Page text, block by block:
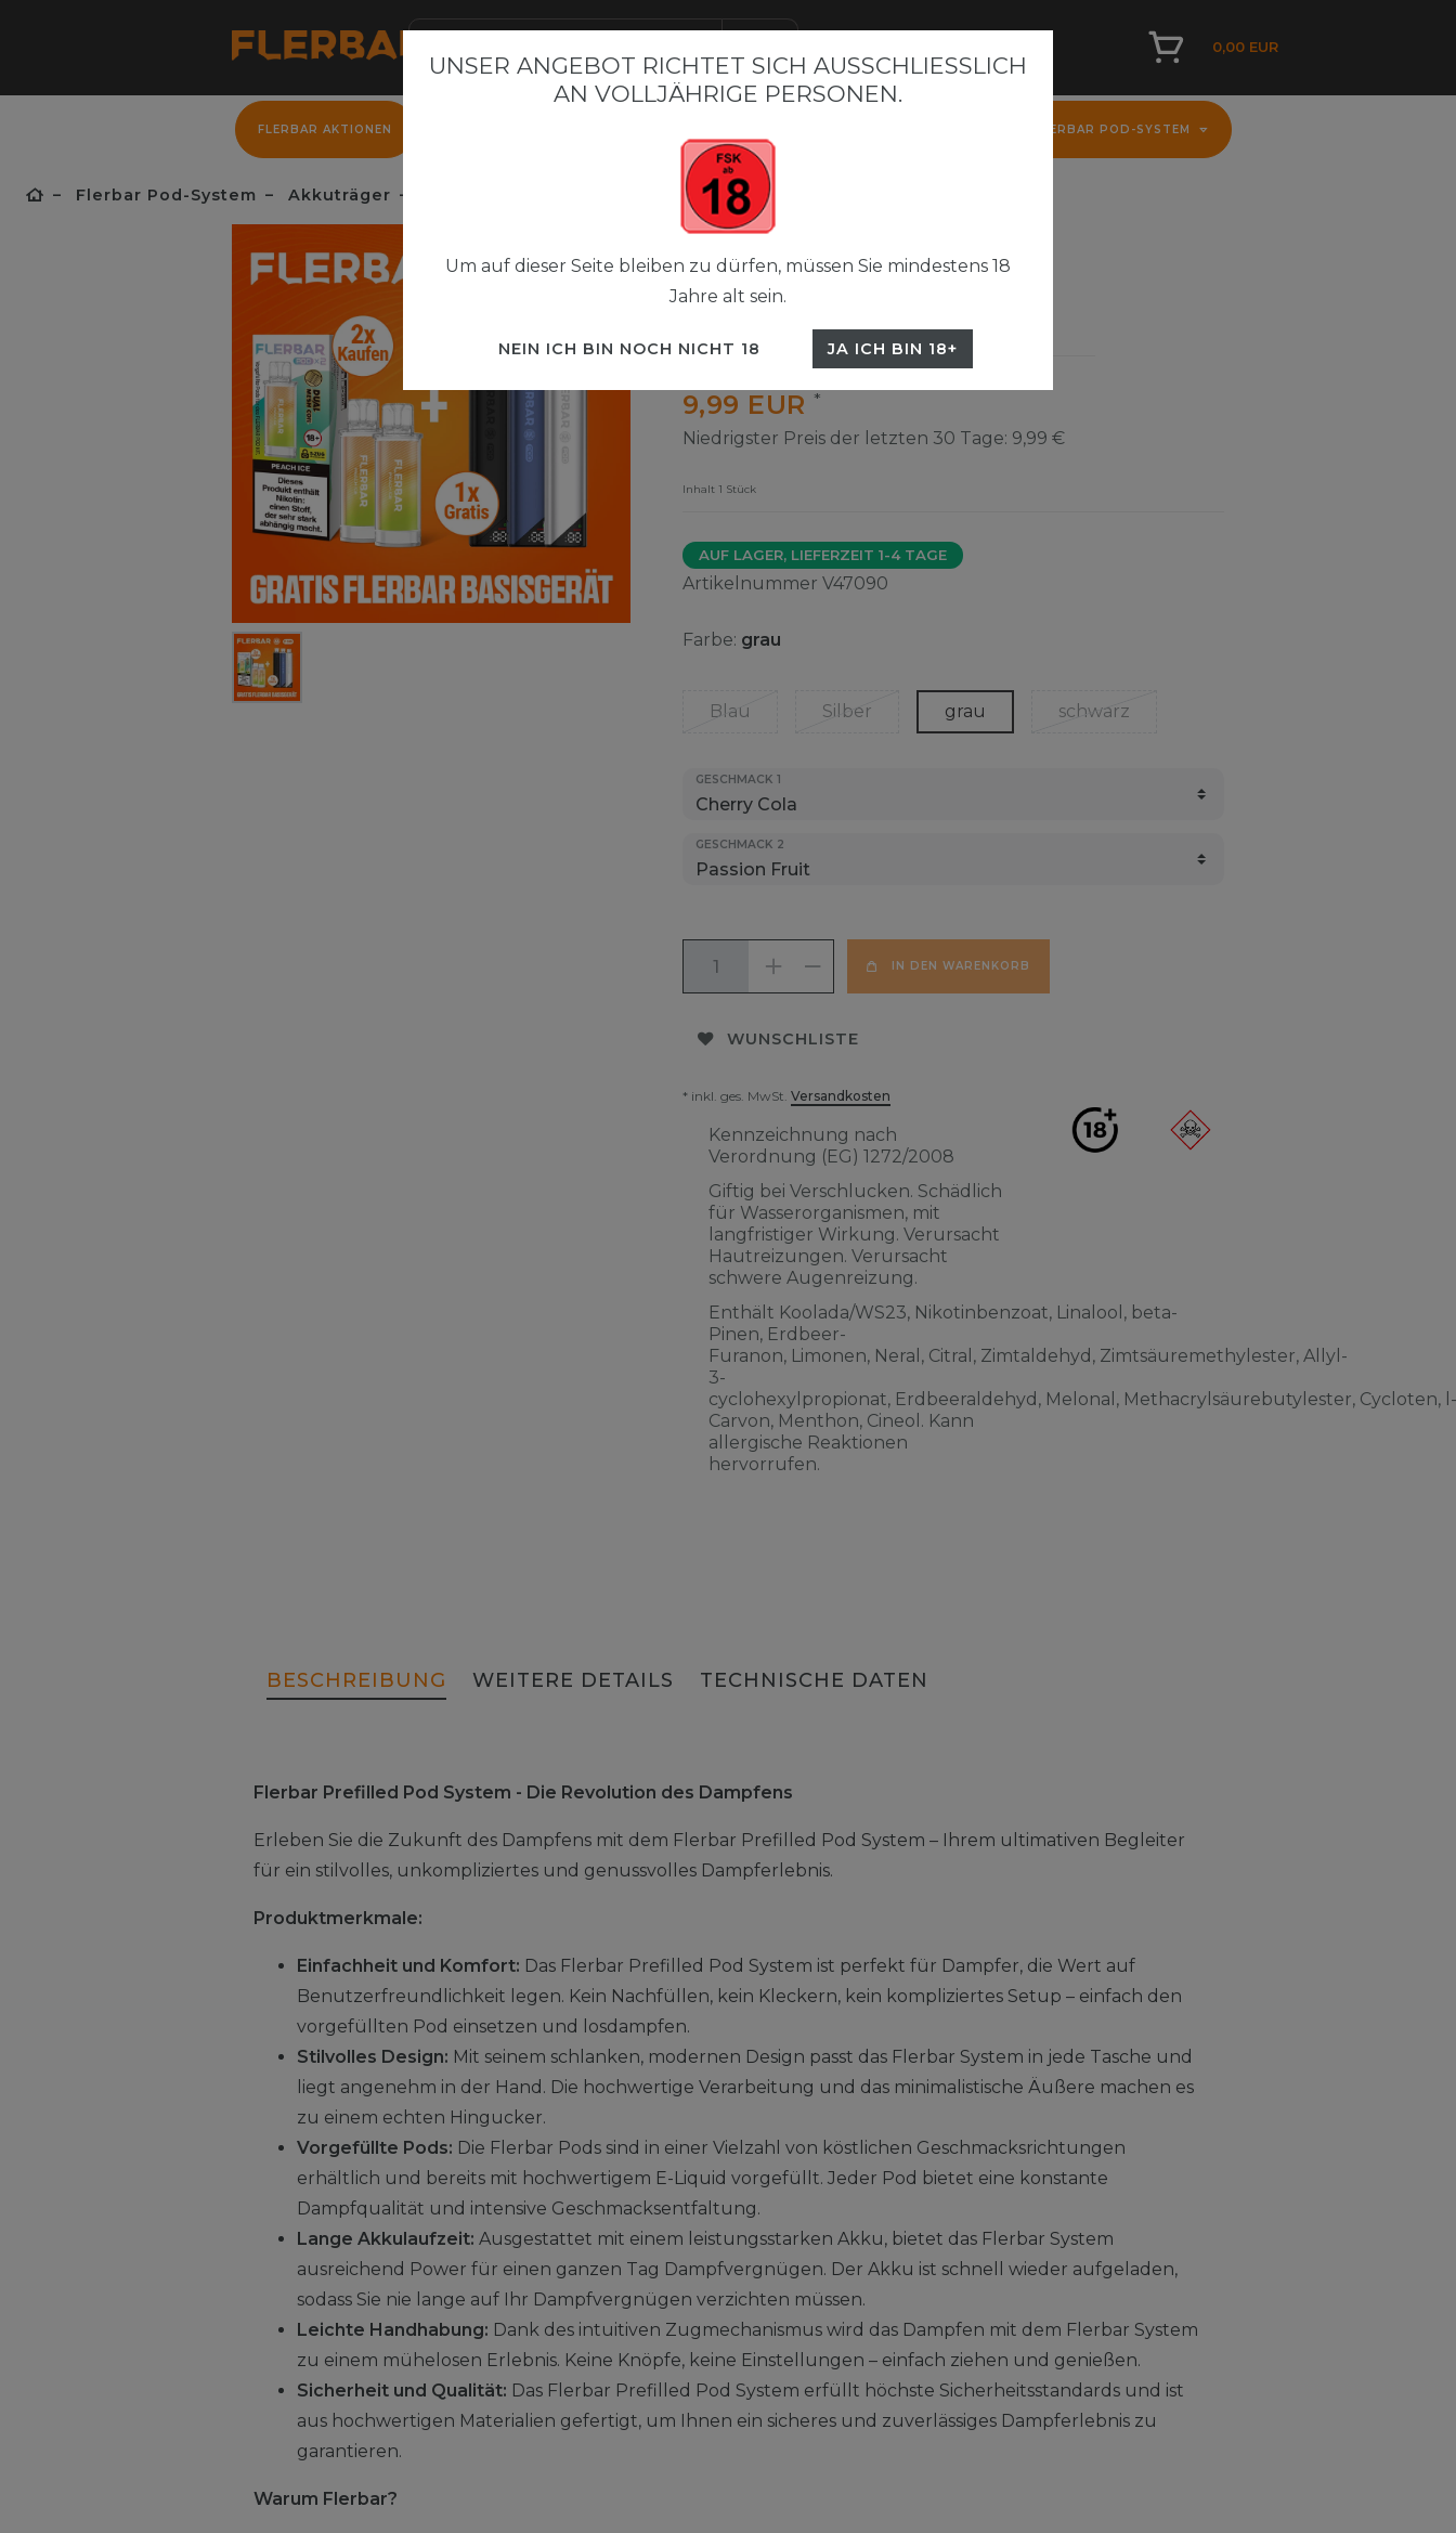
0,00 EUR
FLERBAR AKTIONEN FLERBAR POD-SYSTEM
Flerbar Pod-System Akkuträger
Flerbar Pods Paket
9,99 EUR *
Niedrigster Preis der letzten 30 Tage: 9,99 €
Inhalt 1 Stück
AUF LAGER, LIEFERZEIT 1-4 TAGE
Artikelnummer V47090
Farbe: grau
Blau Silber grau schwarz
GESCHMACK 1
GESCHMACK 2
IN DEN WARENKORB
WUNSCHLISTE
* inkl. ges. MwSt. Versandkosten
Kennzeichnung nach
Verordnung (EG) 1272/2008
Giftig bei Verschlucken. Schädlich
für Wasserorganismen, mit
langfristiger Wirkung. Verursacht
Hautreizungen. Verursacht
schwere Augenreizung.
Enthält Koolada/WS23, Nikotinbenzoat, Linalool, beta-
Pinen, Erdbeer-
Furanon, Limonen, Neral, Citral, Zimtaldehyd, Zimtsäuremethylester, Allyl-
3-
cyclohexylpropionat, Erdbeeraldehyd, Melonal, Methacrylsäurebutylester, Cycloten, l-
Carvon, Menthon, Cineol. Kann
allergische Reaktionen
hervorrufen.
BESCHREIBUNG WEITERE DETAILS TECHNISCHE DATEN
Flerbar Prefilled Pod System - Die Revolution des Dampfens
Erleben Sie die Zukunft des Dampfens mit dem Flerbar Prefilled Pod System – Ihrem ultimativen Begleiter
für ein stilvolles, unkompliziertes und genussvolles Dampferlebnis.
Produktmerkmale:
Einfachheit und Komfort: Das Flerbar Prefilled Pod System ist perfekt für Dampfer, die Wert auf
Benutzerfreundlichkeit legen. Kein Nachfüllen, kein Kleckern, kein kompliziertes Setup – einfach den
vorgefüllten Pod einsetzen und losdampfen.
Stilvolles Design: Mit seinem schlanken, modernen Design passt das Flerbar System in jede Tasche und
liegt angenehm in der Hand. Die hochwertige Verarbeitung und das minimalistische Äußere machen es
zu einem echten Hingucker.
Vorgefüllte Pods: Die Flerbar Pods sind in einer Vielzahl von köstlichen Geschmacksrichtungen
erhältlich und bereits mit hochwertigem E-Liquid vorgefüllt. Jeder Pod bietet eine konstante
Dampfqualität und intensive Geschmacksentfaltung.
Lange Akkulaufzeit: Ausgestattet mit einem leistungsstarken Akku, bietet das Flerbar System
ausreichend Power für einen ganzen Tag Dampfvergnügen. Der Akku ist schnell wieder aufgeladen,
sodass Sie nie lange auf Ihr Dampfvergnügen verzichten müssen.
Leichte Handhabung: Dank des intuitiven Zugmechanismus wird das Dampfen mit dem Flerbar System
zu einem mühelosen Erlebnis. Keine Knöpfe, keine Einstellungen – einfach ziehen und genießen.
Sicherheit und Qualität: Das Flerbar Prefilled Pod System erfüllt höchste Sicherheitsstandards und ist
aus hochwertigen Materialien gefertigt, um Ihnen ein sicheres und zuverlässiges Dampferlebnis zu
garantieren.
Warum Flerbar?
UNSER ANGEBOT RICHTET SICH AUSSCHLIESSLICH A
N VOLLJÄHRIGE PERSONEN.
Um auf dieser Seite bleiben zu dürfen, müssen Sie mindestens 18
Jahre alt sein.
NEIN ICH BIN NOCH NICHT 18 JA ICH BIN 18+